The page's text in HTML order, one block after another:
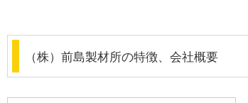
（株）前島製材所の特徴、会社概要